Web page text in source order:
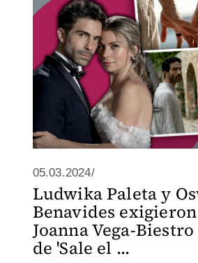
05.03.2024/
Ludwika Paleta y
Benavides exigieron
Joanna Vega-
de 'Sale el ...